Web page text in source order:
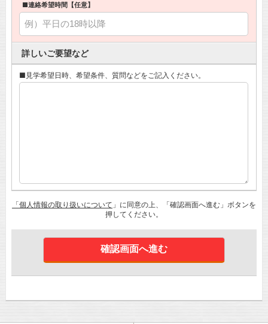
■連絡希望時間【任意】
詳しいご要望など
■見学希望日時、希望条件、質問などをご記入ください。
「個人情報の取り扱いについて 」に同意の上、「確認画面へ進む」ボタンを
押してください。